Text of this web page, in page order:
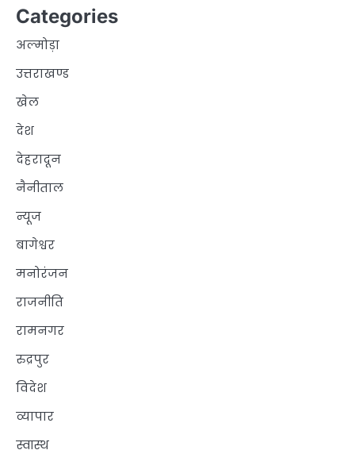
Categories
अल्मोड़ा
उत्तराखण्ड
खेल
देश
देहरादून
नैनीताल
न्यूज
बागेश्वर
मनोरंजन
राजनीति
रामनगर
रुद्रपुर
विदेश
व्यापार
स्वास्थ